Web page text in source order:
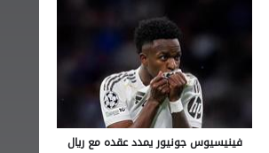
فينيسيوس جونيور يمدد عقده مع ريال